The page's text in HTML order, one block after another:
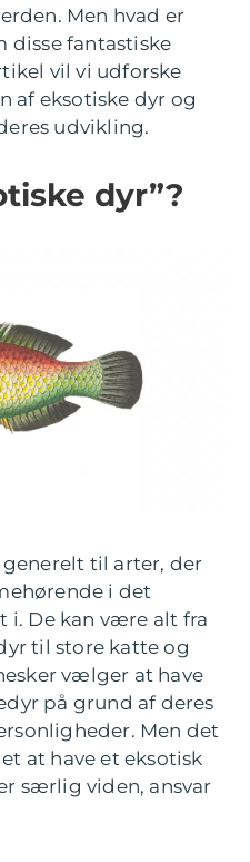
Men hvad er
disse fantastiske
vil vi udforske
af eksotiske dyr og
udvikling.
dyr”?
generelt til arter, der
i det
i. De kan være alt fra
til store katte og
vælger at have
på grund af deres
Men det
at have et eksotisk
særlig viden, ansvar